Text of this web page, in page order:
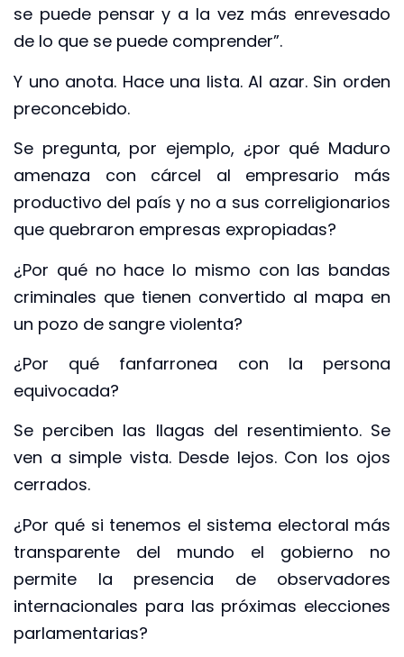
se puede pensar y a la vez más enrevesado
de lo que se puede comprender”.
Y uno anota. Hace una lista. Al azar. Sin orden
preconcebido.
Se pregunta, por ejemplo, ¿por qué Maduro
amenaza con cárcel al empresario más
productivo del país y no a sus correligionarios
que quebraron empresas expropiadas?
¿Por qué no hace lo mismo con las bandas
criminales que tienen convertido al mapa en
un pozo de sangre violenta?
¿Por qué fanfarronea con la persona
equivocada?
Se perciben las llagas del resentimiento. Se
ven a simple vista. Desde lejos. Con los ojos
cerrados.
¿Por qué si tenemos el sistema electoral más
transparente del mundo el gobierno no
permite la presencia de observadores
internacionales para las próximas elecciones
parlamentarias?